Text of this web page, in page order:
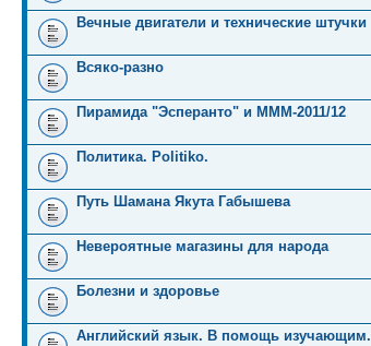
Вечные двигатели и технические штучки
Всяко-разно
Пирамида "Эсперанто" и MMM-2011/12
Политика. Politiko.
Путь Шамана Якута Габышева
Невероятные магазины для народа
Болезни и здоровье
Английский язык. В помощь изучающим.